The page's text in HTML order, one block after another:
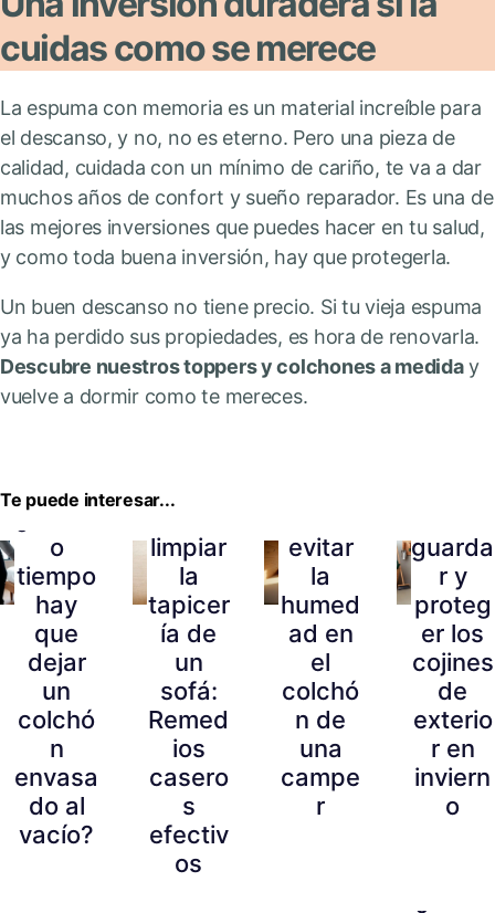
cuidas como se merece
La espuma con memoria es un material increíble para
el descanso, y no, no es eterno. Pero una pieza de
calidad, cuidada con un mínimo de cariño, te va a dar
muchos años de confort y sueño reparador. Es una de
las mejores inversiones que puedes hacer en tu salud,
y como toda buena inversión, hay que protegerla.
Un buen descanso no tiene precio. Si tu vieja espuma
ya ha perdido sus propiedades, es hora de renovarla.
Descubre nuestros toppers y colchones a mediday
vuelve a dormir como te mereces.
Te puede interesar...
¿Cuánt
o
tiempo
hay
que
dejar
un
colchó
n
envasa
do al
vacío?
limpiar
la
tapicer
ía de
un
sofá:
Remed
ios
casero
s
efectiv
os
evitar
la
humed
ad en
el
colchó
n de
una
campe
r
guarda
r y
proteg
er los
cojines
de
exterio
r en
inviern
o